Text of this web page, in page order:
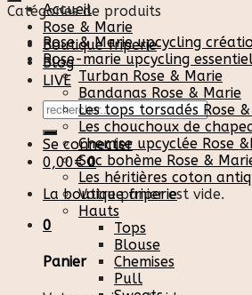
Accueil
Rose & Marie
Boutique friperie
Blog
LIVE
Recherche
pour :
Se connecter
0,00€ 0
Votre panier est vide.
0
Panier
Catégories de produits
Rose & Marie upcycling
Rose-marie upcycling
Turban Rose & Marie
Bandanas Rose & Marie
Les tops torsadés Rose
Les chouchoux de
Chemise upcyclée Rose
Sac bohème Rose &
Les héritières coton
La boutique friperie
Hauts
Tops
Blouse
Chemises
Pull